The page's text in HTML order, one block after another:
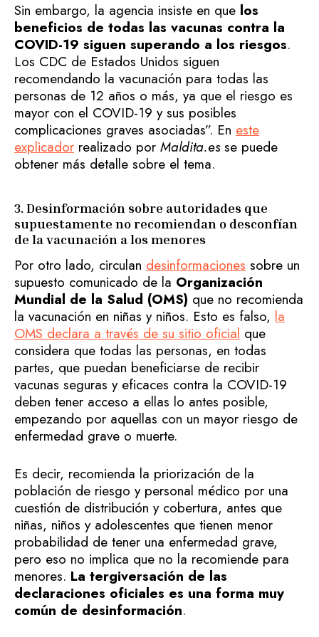
Sin embargo, la agencia insiste en que los
beneficios de todas las vacunas contra la
COVID-19 siguen superando a los riesgos.
Los CDC de Estados Unidos siguen
recomendando la vacunación para todas las
personas de 12 años o más, ya que el riesgo es
mayor con el COVID-19 y sus posibles
complicaciones graves asociadas”. En este
explicador realizado por Maldita.esse puede
obtener más detalle sobre el tema.
3. Desinformación sobre autoridades que
supuestamente no recomiendan o desconfían
de la vacunación a los menores
Por otro lado, circulan desinformaciones sobre un
supuesto comunicado de la Organización
Mundial de la Salud (OMS) que no recomienda
la vacunación en niñas y niños. Esto es falso, la
OMS declara a través de su sitio oficial que
considera que todas las personas, en todas
partes, que puedan beneficiarse de recibir
vacunas seguras y eficaces contra la COVID-19
deben tener acceso a ellas lo antes posible,
empezando por aquellas con un mayor riesgo de
enfermedad grave o muerte.
Es decir, recomienda la priorización de la
población de riesgo y personal médico por una
cuestión de distribución y cobertura, antes que
niñas, niños y adolescentes que tienen menor
probabilidad de tener una enfermedad grave,
pero eso no implica que no la recomiende para
menores. La tergiversación de las
declaraciones oficiales es una forma muy
común de desinformación.